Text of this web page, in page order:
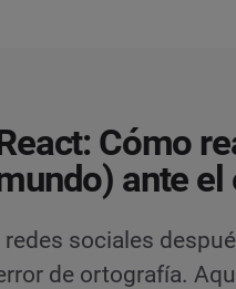
Cómo
ante
sociales
de ortografía.